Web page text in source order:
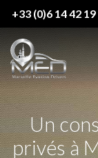
+33 (0)6 14 42 19
Un
privés à